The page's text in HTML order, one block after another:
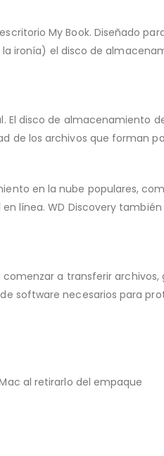
My Book. Diseñado
ironía) el disco de
disco de almacenamiento
de los archivos que forman
en la nube populares,
línea. WD Discovery
a transferir
necesarios para
al retirarlo del empaque